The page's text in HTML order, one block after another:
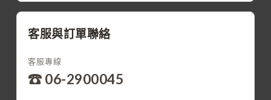
客服與訂單聯絡
客服專線
☎ 06-2900045